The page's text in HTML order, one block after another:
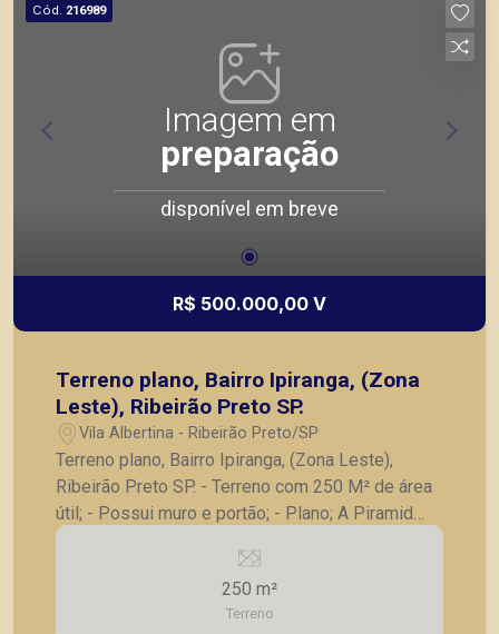
Cód. 216989
Imagem em
preparação
disponível em breve
R$ 500.000,00 V
Terreno plano, Bairro Ipiranga, (Zona
Leste), Ribeirão Preto SP.
Vila Albertina - Ribeirão Preto/SP
Terreno plano, Bairro Ipiranga, (Zona Leste),
Ribeirão Preto SP. - Terreno com 250 M² de área
útil; - Possui muro e portão; - Plano; A Piramid
tem como objetivo atender seus clientes com
agilidade e segurança, em locação, vendas de
imóveis prontos, usados ou mesmo nos
principais lançamentos da cidade de Ribeirão
250 m²
Terreno